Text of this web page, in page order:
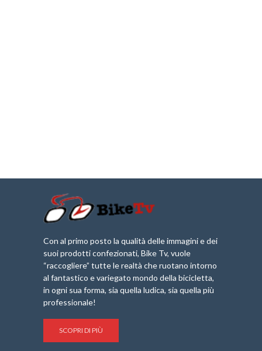
Con al primo posto la qualità delle immagini e dei
suoi prodotti confezionati, Bike Tv, vuole
“raccogliere” tutte le realtà che ruotano intorno
al fantastico e variegato mondo della bicicletta,
in ogni sua forma, sia quella ludica, sia quella più
professionale!
SCOPRI DI PIÙ